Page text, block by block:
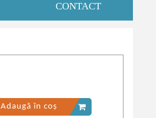
CONTACT
Adaugă în coș